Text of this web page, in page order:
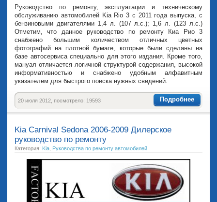
Руководство по ремонту, эксплуатации и техническому
обслуживанию автомобилей Kia Rio 3 с 2011 года выпуска, с
бензиновыми двигателями 1,4 л. (107 л.с.); 1,6 л. (123 л.с.)
Отметим, что данное руководство по ремонту Киа Рио 3
снабжено большим количеством отличных цветных
фотографий на плотной бумаге, которые были сделаны на
базе автосервиса специально для этого издания. Кроме того,
мануал отличается логичной структурой содержания, высокой
информативностью и снабжено удобным алфавитным
указателем для быстрого поиска нужных сведений.
Подробнее
20 июля 2012, посмотрело: 19593
Kia Carnival Sedona 2006-2009 Дилерское
руководство по ремонту
Категория: Kia Руководства по ремонту автомобилей